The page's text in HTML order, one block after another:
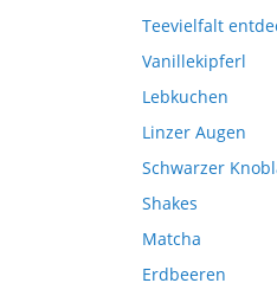
Teevielfalt
Vanillekipferl
Lebkuchen
Linzer Augen
Schwarzer
Shakes
Matcha
Erdbeeren